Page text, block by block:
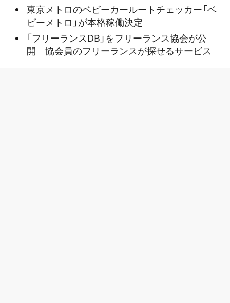
東京メトロのベビーカールートチェッカー「ベ
ビーメトロ」が本格稼働決定
「フリーランスDB」をフリーランス協会が公
開 協会員のフリーランスが探せるサービス